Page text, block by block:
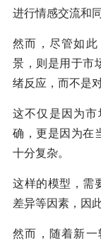
进行情感交流和
然而，尽管如
景，则是用于市
绪反应，而不是
这不仅是因为市
确，更是因为在
十分复杂。
这样的模型，需
差异等因素，因
然而，随着新一